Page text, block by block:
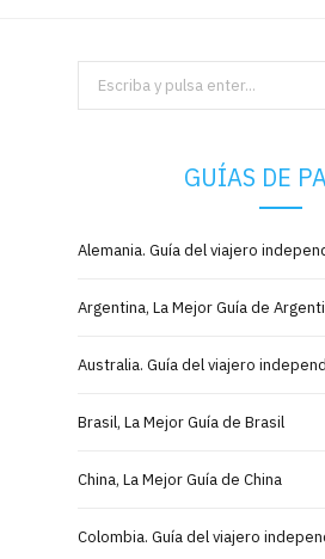
Search
for:
GUÍAS DE
Alemania. Guía del viajero
Argentina, La Mejor Guía de
Australia. Guía del viajero
Brasil, La Mejor Guía de Brasil
China, La Mejor Guía de China
Colombia. Guía del viajero